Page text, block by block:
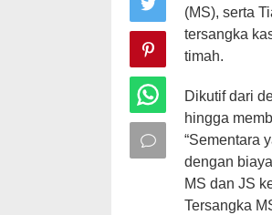
(MS), serta
tersangka
timah.
Dikutif dari
hingga
“Sementara
dengan
MS dan JS
Tersangka